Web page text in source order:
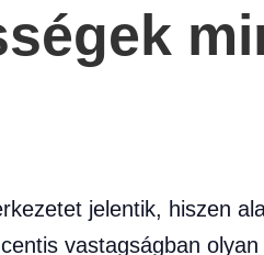
jelentik, hiszen
vastagságban